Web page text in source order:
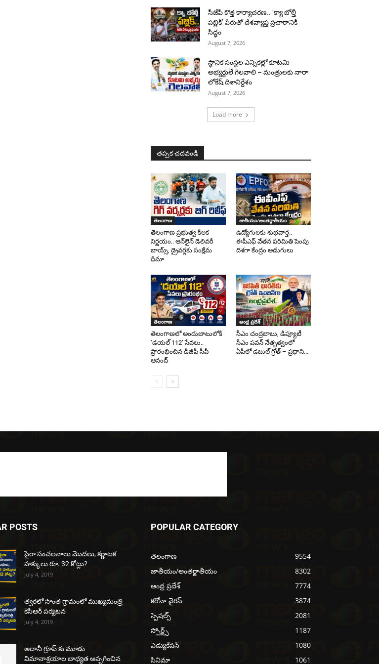
సీజేపీ కొత్త కార్యాచరణ.. ‘క్యా బోల్తీ
పబ్లిక్’ పేరుతో దేశవ్యాప్త ప్రచారానికి
సిద్ధం
August 7, 2026
స్థానిక సంస్థల ఎన్నికల్లో కూటమి
అభ్యర్థులే గెలవాలి – మంత్రులకు నారా
లోకేష్ దిశానిర్దేశం
August 7, 2026
Load more
తప్పక చదవండి
తెలంగాణ
తెలంగాణ ప్రభుత్వ కీలక
నిర్ణయం.. ఆన్‌లైన్ డెలివరీ
బాయ్స్, డ్రైవర్లకు సంక్షేమ
ధీమా
జాతీయం/అంతర్జాతీయం
ఉద్యోగులకు శుభవార్త..
ఈపీఎఫ్‌ వేతన పరిమితి పెంపు
దిశగా కేంద్రం అడుగులు
తెలంగాణ
తెలంగాణలో అందుబాటులోకి
‘డయల్ 112’ సేవలు..
ప్రారంభించిన డీజీపీ సీవీ
ఆనంద్
ఆంధ్ర ప్రదేశ్
సీఎం చంద్రబాబు, డిప్యూటీ
సీఎం పవన్‌ నేతృత్వంలో
ఏపీలో డబుల్‌ గ్రోత్ – ప్రధాని...
POSTS
సైరా సంచలనాలు మొదలు, కర్ణాటక
హక్కులు రూ. 32 కోట్లు?
July 4, 2019
త్వరలో సొంత గ్రామంలో ముఖ్యమంత్రి
కెసిఆర్ పర్యటన
July 4, 2019
అదానీ గ్రూప్ కు మూడు
విమానాశ్రయాల బాధ్యత అప్పగించిన
POPULAR CATEGORY
తెలంగాణ
9554
జాతీయం/అంతర్జాతీయం
8302
ఆంధ్ర ప్రదేశ్
7774
కరోనా వైరస్
3874
స్పెషల్స్
2081
స్పోర్ట్స్
1187
ఎడ్యుకేషన్
1080
సినిమా
1061